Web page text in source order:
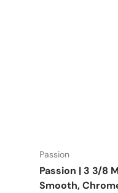
Passion
Passion | 3 3/8
Smooth,